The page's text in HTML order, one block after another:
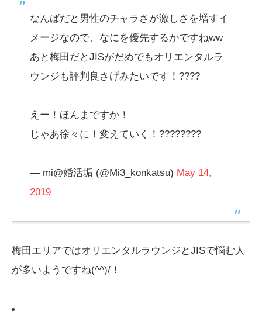
なんばだと男性のチャラさが激しさを増すイ
メージなので、なにを優先するかですねww
あと梅田だとJISがだめでもオリエンタルラ
ウンジも評判良さげみたいです！????
えー！ほんまですか！
じゃあ徐々に！変えていく！????????
— mi@婚活垢 (@Mi3_konkatsu) May 14,
2019
梅田エリアではオリエンタルラウンジとJISで悩む人
が多いようですね(^^)/！